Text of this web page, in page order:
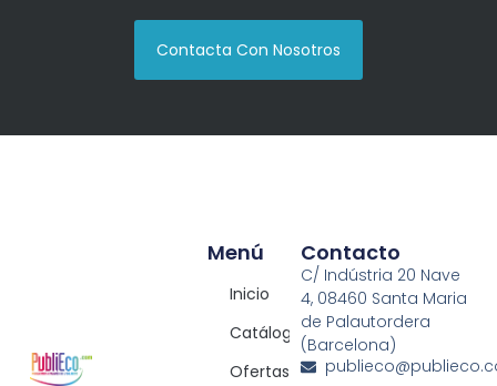
Contacta Con Nosotros
Menú
Inicio
Catálogos
Ofertas
Contacto
C/ Indústria 20 Nave
4, 08460 Santa Maria
de Palautordera
(Barcelona)